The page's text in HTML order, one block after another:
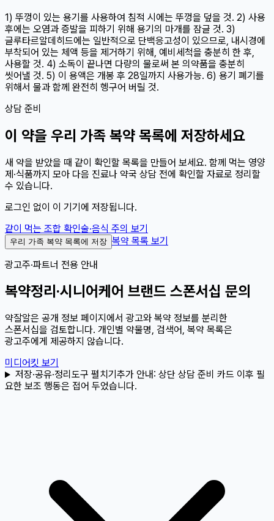
1) 뚜껑이 있는 용기를 사용하여 침적 시에는 뚜껑을 덮을 것. 2) 사용
후에는 오염과 증발을 피하기 위해 용기의 마개를 잠글 것. 3)
글루타르알데히드에는 일반적으로 단백응고성이 있으므로, 내시경에
부착되어 있는 체액 등을 제거하기 위해, 예비세척을 충분히 한 후,
사용할 것. 4) 소독이 끝나면 다량의 물로써 본 의약품을 충분히
씻어낼 것. 5) 이 용액은 개봉 후 28일까지 사용가능. 6) 용기 폐기를
위해서 물과 함께 완전히 헹구어 버릴 것.
상담 준비
이 약을 우리 가족 복약 목록에 저장하세요
새 약을 받았을 때 같이 확인할 목록을 만들어 보세요. 함께 먹는 영양
제·식품까지 모아 다음 진료나 약국 상담 전에 확인할 자료로 정리할
수 있습니다.
로그인 없이 이 기기에 저장됩니다.
같이 먹는 조합 확인술·음식 주의 보기
우리 가족 복약 목록에 저장 복약 목록 보기
광고주·파트너 전용 안내
복약정리·시니어케어 브랜드 스폰서십 문의
약잘알은 공개 정보 페이지에서 광고와 복약 정보를 분리한
스폰서십을 검토합니다. 개인별 약물명, 검색어, 복약 목록은
광고주에게 제공하지 않습니다.
미디어킷 보기
저장·공유·정리도구 펼치기 추가 안내: 상단 상담 준비 카드 이후 필
요한 보조 행동은 접어 두었습니다.